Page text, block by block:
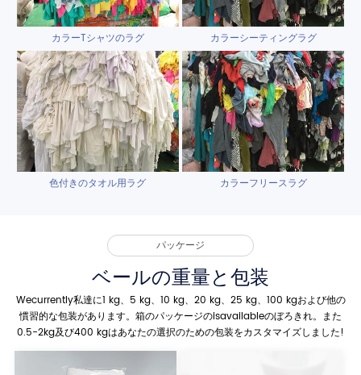
カラーTシャツのラグ カラーシーティングラグ
色付きのタオル用ラグ カラーフリースラグ
パッケージ
ベールの重量と包装
Wecurrently私達に1 kg、5 kg、10 kg、20 kg、25 kg、100 kgおよび他の
慣習的な包装があります。箱のパッケージのisavailableのぼろきれ。また
0.5-2kg及び400 kgはあなたの選択のための包装をカスタマイズしました!